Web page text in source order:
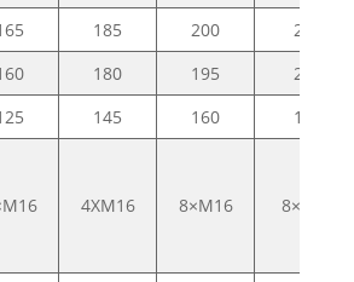
185 200
200
180 195
215
145 160
180
4XM16 8×M16 8×M16